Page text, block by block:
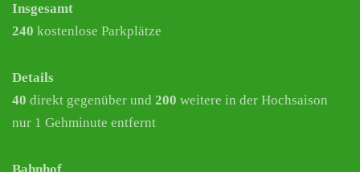
Insgesamt
240 kostenlose Parkplätze
Details
40 direkt gegenüber und 200 weitere in der Hochsaison
nur 1 Gehminute entfernt